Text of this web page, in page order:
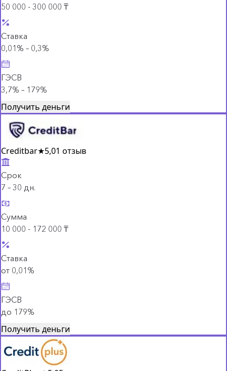
50 000 - 300 000 ₸
Ставка
0,01% – 0,3%
ГЭСВ
3,7% – 179%
Получить деньги
Creditbar★5,01 отзыв
Срок
7 – 30 дн.
Сумма
10 000 - 172 000 ₸
Ставка
от 0,01%
ГЭСВ
до 179%
Получить деньги